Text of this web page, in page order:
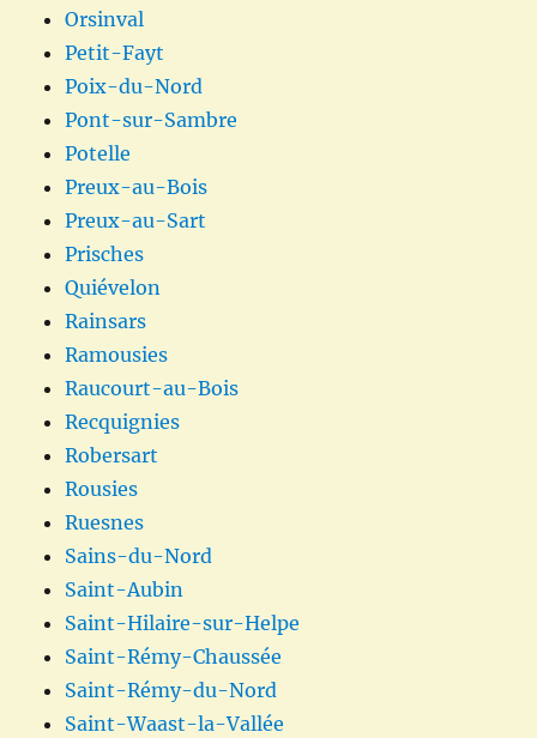
Orsinval
Petit-Fayt
Poix-du-Nord
Pont-sur-Sambre
Potelle
Preux-au-Bois
Preux-au-Sart
Prisches
Quiévelon
Rainsars
Ramousies
Raucourt-au-Bois
Recquignies
Robersart
Rousies
Ruesnes
Sains-du-Nord
Saint-Aubin
Saint-Hilaire-sur-Helpe
Saint-Rémy-Chaussée
Saint-Rémy-du-Nord
Saint-Waast-la-Vallée